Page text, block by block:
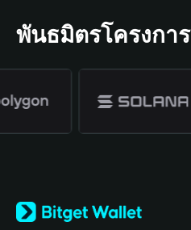
พันธมิตรโครงการ